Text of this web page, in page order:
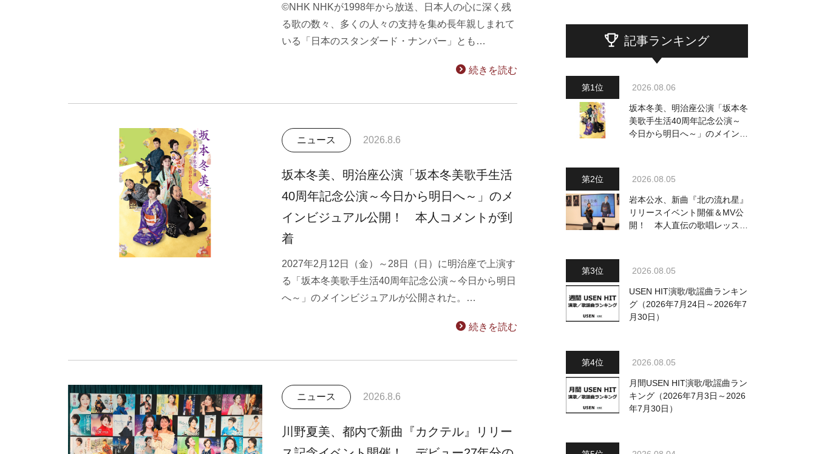
©NHK NHKが1998年から放送、日本人の心に深く残
る歌の数々、多くの人々の支持を集め長年親しまれて
いる「日本のスタンダード・ナンバー」とも…
続きを読む
ニュース 2026.8.6
坂本冬美、明治座公演「坂本冬美歌手生活
40周年記念公演～今日から明日へ～」のメ
インビジュアル公開！ 本人コメントが到
着
2027年2月12日（金）～28日（日）に明治座で上演す
る「坂本冬美歌手生活40周年記念公演～今日から明日
へ～」のメインビジュアルが公開された。…
続きを読む
ニュース 2026.8.6
川野夏美、都内で新曲『カクテル』リリー
記事ランキング
2026.08.06
坂本冬美、明治座公演「坂本冬
美歌手生活40周年記念公演～
今日から明日へ～」のメインビ
2026.08.05
岩本公水、新曲『北の流れ星』
リリースイベント開催＆MV公
開！ 本人直伝の歌唱レッスン
2026.08.05
USEN HIT演歌/歌謡曲ランキン
グ（2026年7月24日～2026年7
月30日）
2026.08.05
月間USEN HIT演歌/歌謡曲ラン
キング（2026年7月3日～2026
年7月30日）